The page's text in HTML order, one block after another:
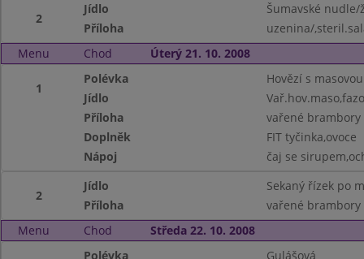
2
Jídlo
Šumavské
Příloha
uzenina/
Menu
Chod Úterý 21. 10. 2008
1
Polévka
Hovězí s
Jídlo
Příloha
vařené brambory
Doplněk
FIT tyčinka,ovoce
Nápoj
čaj se
2
Jídlo
Sekaný řízek po
Příloha
vařené brambory
Menu
Chod Středa 22. 10. 2008
Polévka
Gulášová